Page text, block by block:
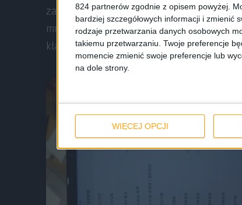
824 partnerów zgodnie z opisem powyżej.
bardziej szczegółowych informacji i zmienić
rodzaje przetwarzania danych osobowych
takiemu przetwarzaniu. Twoje preferencje
momencie zmienić swoje preferencje lub
na dole strony.
WIĘCEJ OPCJI
zapewni jako taką produktywność w
mniejszych ekranach, do Maxa 3
klawiaturą BT, którą pewnie jakaś